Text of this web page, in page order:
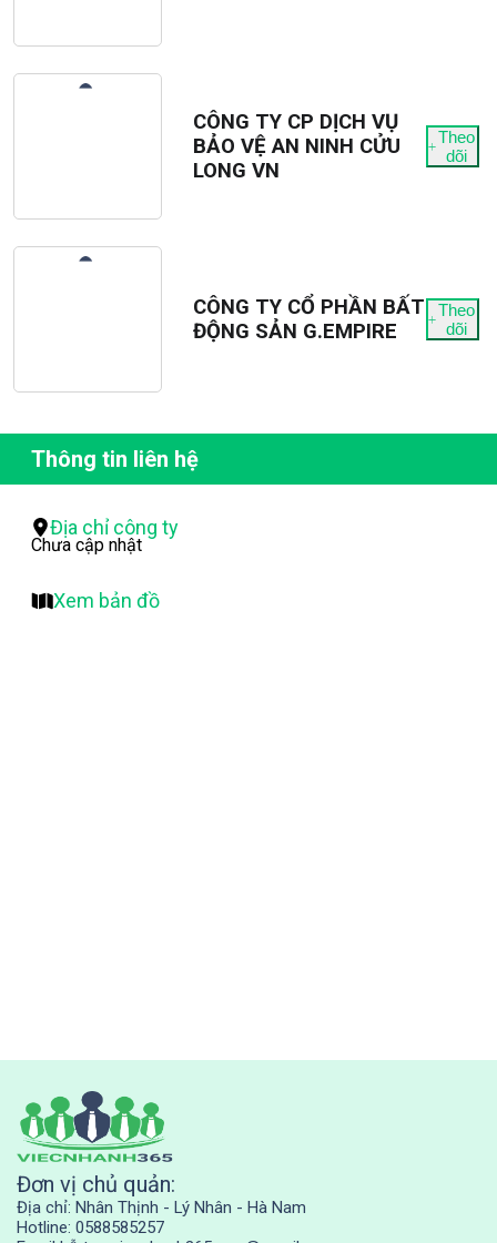
CÔNG TY CP DỊCH VỤ
BẢO VỆ AN NINH CỬU
LONG VN
Theo
dõi
CÔNG TY CỔ PHẦN BẤT
ĐỘNG SẢN G.EMPIRE
Theo
dõi
Thông tin liên hệ
Địa chỉ công ty
Chưa cập nhật
Xem bản đồ
Đơn vị chủ quản:
Địa chỉ: Nhân Thịnh - Lý Nhân - Hà Nam
Hotline: 0588585257